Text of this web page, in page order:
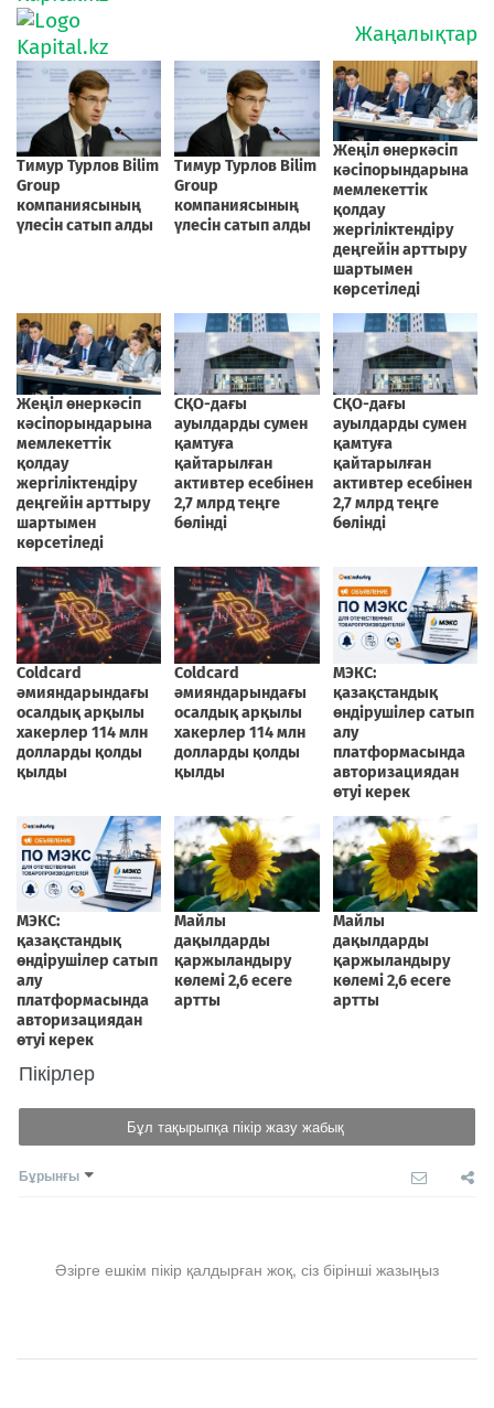
Пікірлер
Бұл тақырыпқа пікір жазу жабық
Бұрынғы
Әзірге ешкім пікір қалдырған жоқ, сіз бірінші жазыңыз